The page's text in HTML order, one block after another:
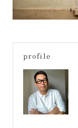
profile